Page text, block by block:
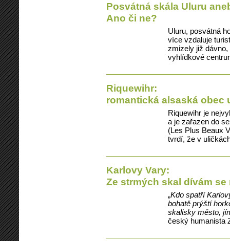
Posvátná skála Uluru
Ano či ne?
Uluru, posvátná
více vzdaluje
zmizely již
vyhlídkové
Riquewihr:
romantická alsaská obec
Riquewihr je
a je zařazen do
(Les Plus Beaux
tvrdí, že v
Karlovy Vary:
Ze strmých skal dívám
„Kdo spatří
bohatě prýští
skalisky město,
český humanista